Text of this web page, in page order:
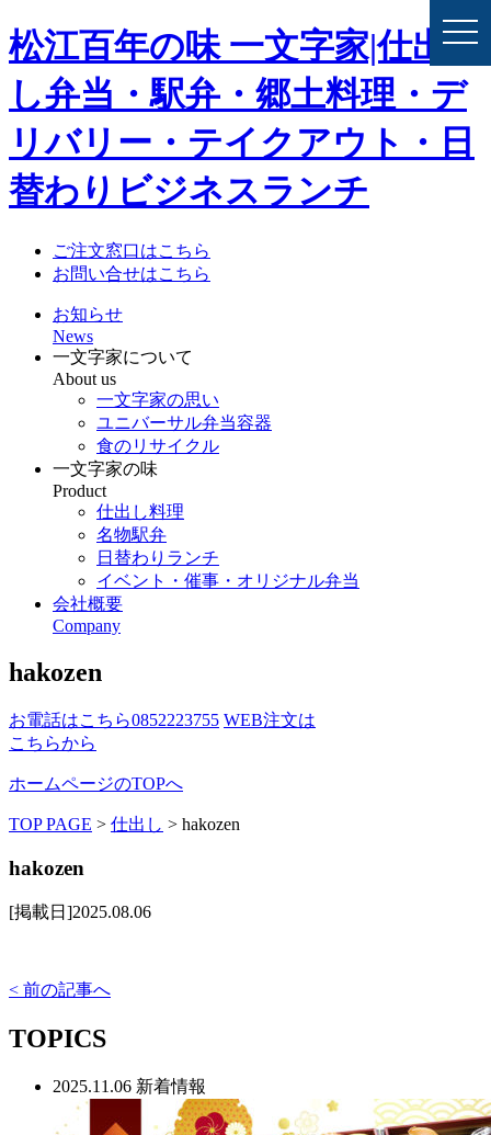
松江百年の味 一文字家|仕出
し弁当・駅弁・郷土料理・デ
リバリー・テイクアウト・日
替わりビジネスランチ
ご注文窓口はこちら
お問い合せはこちら
お知らせ
News
一文字家について
About us
一文字家の思い
ユニバーサル弁当容器
食のリサイクル
一文字家の味
Product
仕出し料理
名物駅弁
日替わりランチ
イベント・催事・オリジナル弁当
会社概要
Company
hakozen
お電話はこちら0852223755 WEB注文は
こちらから
ホームページのTOPへ
TOP PAGE > 仕出し > hakozen
hakozen
[掲載日]2025.08.06
< 前の記事へ
TOPICS
2025.11.06 新着情報